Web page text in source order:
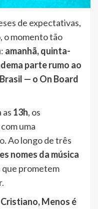
de expectativas,
o momento tão
amanhã, quinta-
parte rumo ao
— o On Board
as 13h, os
uma
Ao longo de três
nomes da música
que prometem
Menos é